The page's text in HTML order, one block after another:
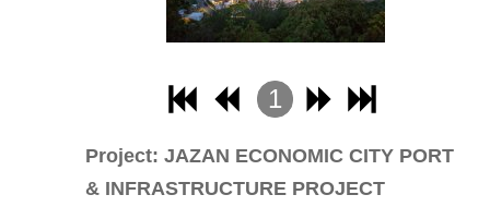
1
3
Project: JAZAN ECONOMIC CITY PORT
& INFRASTRUCTURE PROJECT